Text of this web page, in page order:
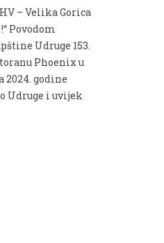
– Velika Gorica
Povodom
Udruge 153.
Phoenix u
2024. godine
Udruge i uvijek